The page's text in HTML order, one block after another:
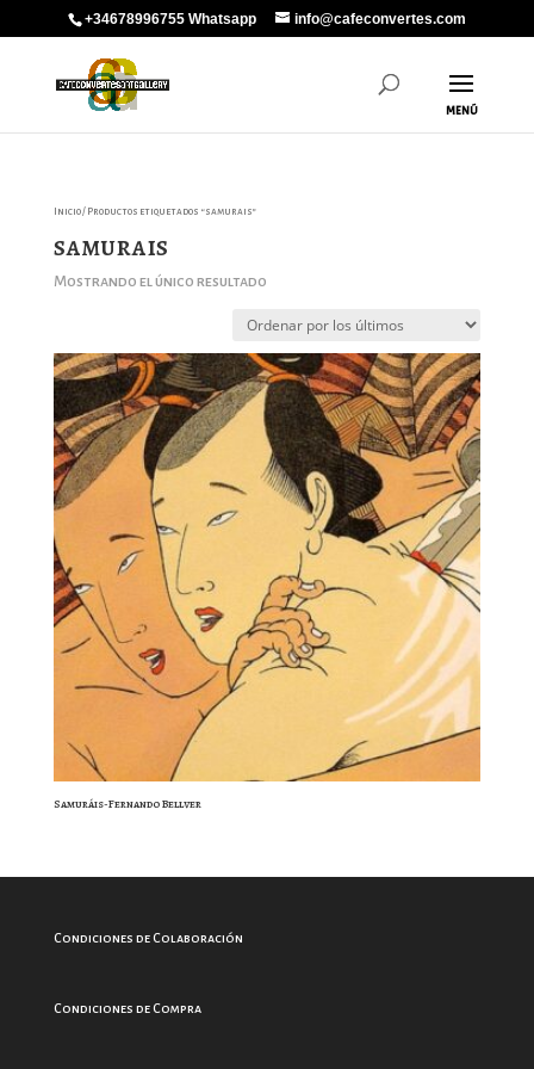
+34678996755 Whatsapp info@cafeconvertes.com
Inicio/ Productos etiquetados “samurais”
samurais
Mostrando el único resultado
Samuráis-Fernando Bellver
Condiciones de Colaboración
Condiciones de Compra